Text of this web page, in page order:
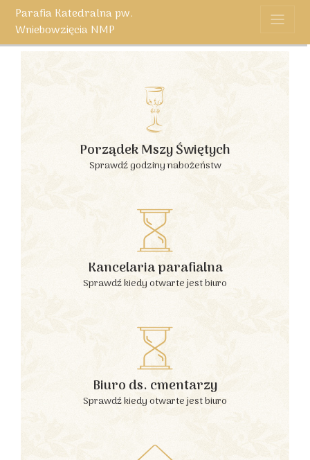
Parafia Katedralna pw.
Wniebowzięcia NMP
Porządek Mszy Świętych
Sprawdź godziny nabożeństw
Kancelaria parafialna
Sprawdź kiedy otwarte jest biuro
Biuro ds. cmentarzy
Sprawdź kiedy otwarte jest biuro